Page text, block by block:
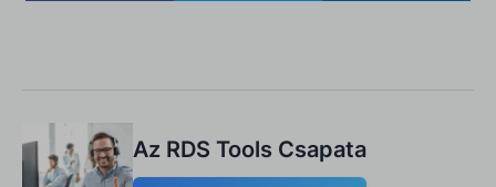
Az RDS Tools Csapata